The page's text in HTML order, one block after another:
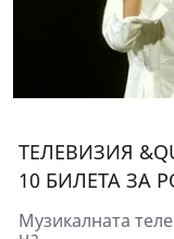
ТЕЛЕВИЗИЯ
10 БИЛЕТА ЗА
Музикалната